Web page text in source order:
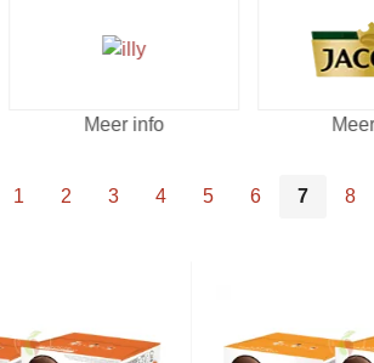
Meer info
1 2 3 4 5 6 7 8